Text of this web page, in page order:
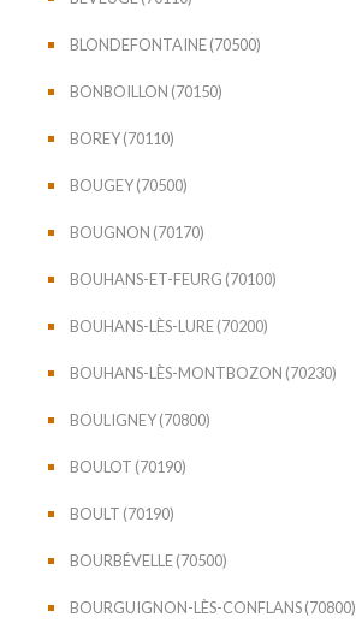
BLONDEFONTAINE (70500)
BONBOILLON (70150)
BOREY (70110)
BOUGEY (70500)
BOUGNON (70170)
BOUHANS-ET-FEURG (70100)
BOUHANS-LÈS-LURE (70200)
BOUHANS-LÈS-MONTBOZON (70230)
BOULIGNEY (70800)
BOULOT (70190)
BOULT (70190)
BOURBÉVELLE (70500)
BOURGUIGNON-LÈS-CONFLANS (70800)